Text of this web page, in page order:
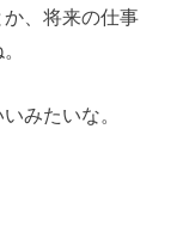
、将来の仕事
みたいな。